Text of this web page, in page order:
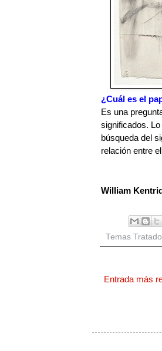
¿Cuál es el
Es una
significados.
búsqueda del
relación entre
William
Temas
Entrada más